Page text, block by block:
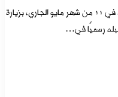
قام الرئيس الفرنسي إيمانويل ماكرون، في 11 من شهر مايو الجاري، بزيارة
رسميًا في…